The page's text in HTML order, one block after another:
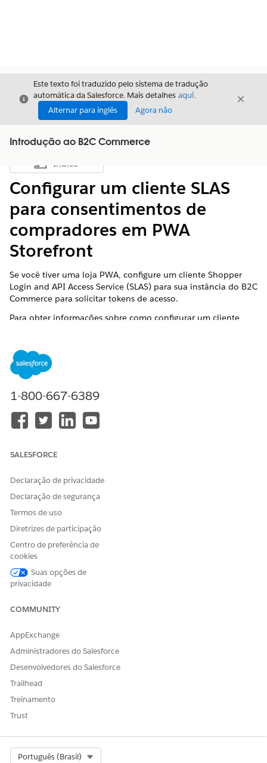
Fechar
Este texto foi traduzido pelo sistema de tradução
automática da Salesforce. Mais detalhes aqui.
Alternar para inglês
Agora não
Fechar
Introdução ao B2C Commerce
Mostrar índice
Índice
Configurar um cliente SLAS
para consentimentos de
compradores em PWA
Storefront
Se você tiver uma loja PWA, configure um cliente Shopper
Login and API Access Service (SLAS) para sua instância do B2C
Commerce para solicitar tokens de acesso.
Para obter informações sobre como configurar um cliente
do comprador
ele tenhasfcc.shopper-consents
consents.rw
comprador.
1-800-667-6389
SALESFORCE
Declaração de privacidade
Declaração de segurança
Termos de uso
Diretrizes de participação
Centro de preferência de
cookies
Suas opções de
privacidade
COMMUNITY
AppExchange
Administradores do Salesforce
Desenvolvedores do Salesforce
Trailhead
Treinamento
Trust
Português (Brasil)